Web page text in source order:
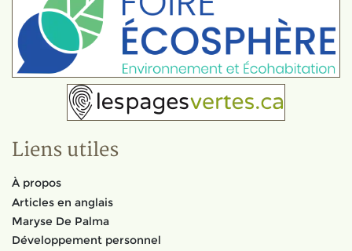
Liens utiles
À propos
Articles en anglais
Maryse De Palma
Développement personnel